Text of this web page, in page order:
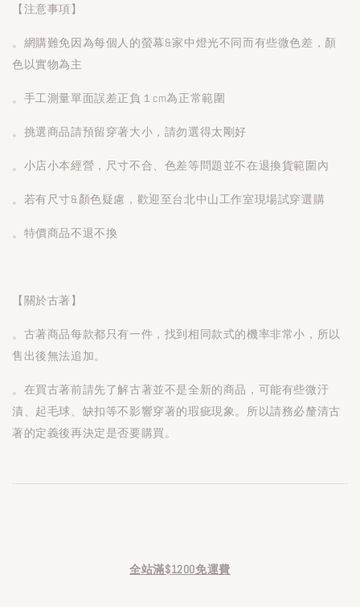
【注意事項】
。網購難免因為每個人的螢幕&家中燈光不同而有些微色差，顏
色以實物為主
。手工測量單面誤差正負１cm為正常範圍
。挑選商品請預留穿著大小，請勿選得太剛好
。小店小本經營，尺寸不合、色差等問題並不在退換貨範圍內
。若有尺寸&顏色疑慮，歡迎至台北中山工作室現場試穿選購
。特價商品不退不換
【關於古著】
。古著商品每款都只有一件，找到相同款式的機率非常小，所以
售出後無法追加。
。在買古著前請先了解古著並不是全新的商品，可能有些微汙
漬、起毛球、缺扣等不影響穿著的瑕疵現象。所以請務必釐清古
著的定義後再決定是否要購買。
全站滿$1200免運費